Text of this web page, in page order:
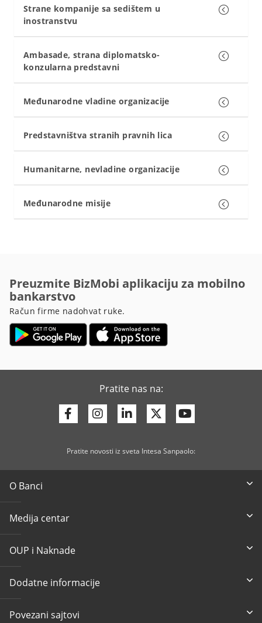
Strane kompanije sa sedištem u
inostranstvu
Ambasade, strana diplomatsko-
konzularna predstavni
Međunarodne vladine organizacije
Predstavništva stranih pravnih lica
Humanitarne, nevladine organizacije
Međunarodne misije
Preuzmite BizMobi aplikaciju za mobilno
bankarstvo
Račun firme nadohvat ruke.
Pratite nas na:
FacebookInstagram
LinkedinTwitter
Pratite novosti iz sveta Intesa Sanpaolo:
O Banci
Medija centar
OUP i Naknade
Dodatne informacije
Povezani sajtovi